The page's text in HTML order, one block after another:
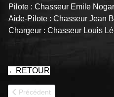
Pilote : Chasseur Emile
Aide-Pilote : Chasseur Jean
Chargeur : Chasseur Louis
← RETOUR
Article précédent : ARDENNES II
Précédent